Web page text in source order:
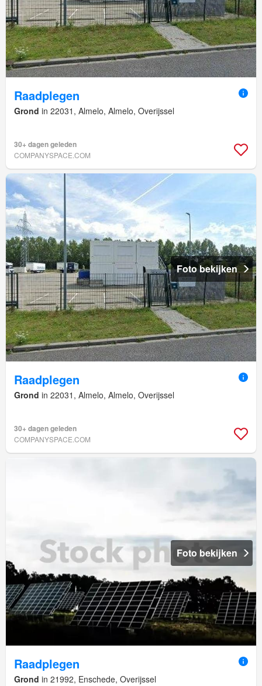
Raadplegen
Grond in 22031, Almelo, Almelo, Overijssel
30+ dagen geleden
COMPANYSPACE.COM
Foto bekijken
Raadplegen
Grond in 22031, Almelo, Almelo, Overijssel
30+ dagen geleden
COMPANYSPACE.COM
Foto bekijken
Raadplegen
Grond in 21992, Enschede, Overijssel